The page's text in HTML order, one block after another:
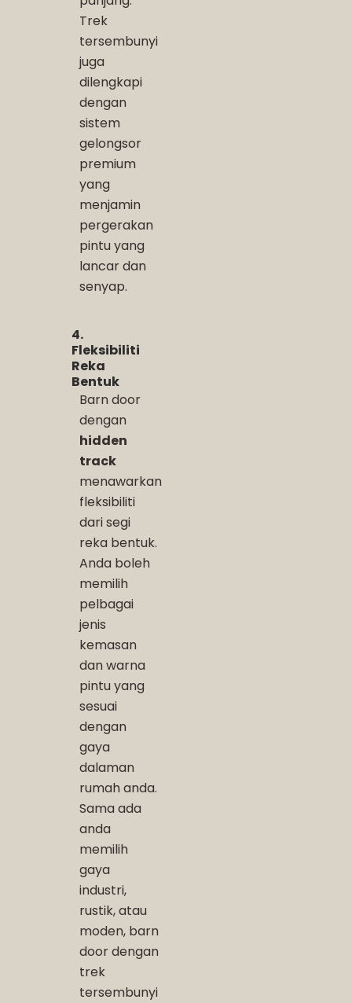
Trek
tersembunyi
juga
dilengkapi
dengan
sistem
gelongsor
premium
yang
menjamin
pergerakan
pintu yang
lancar dan
senyap.
4.
Fleksibiliti
Reka
Bentuk
Barn door
dengan
hidden
track
menawarkan
fleksibiliti
dari segi
reka bentuk.
Anda boleh
memilih
pelbagai
jenis
kemasan
dan warna
pintu yang
sesuai
dengan
gaya
dalaman
rumah anda.
Sama ada
anda
memilih
gaya
industri,
rustik, atau
moden, barn
door dengan
trek
tersembunyi